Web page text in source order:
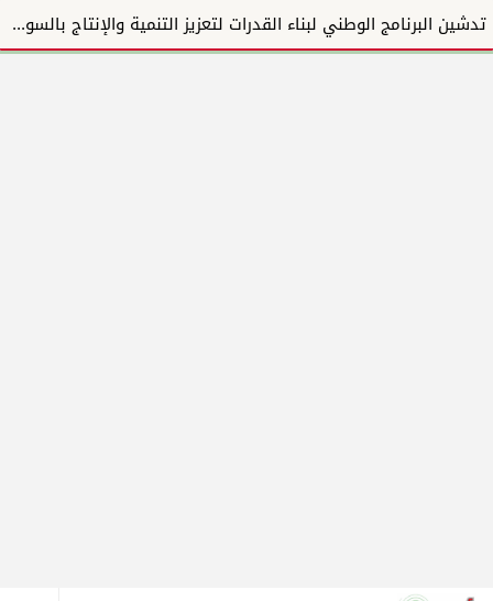
تدشين البرنامج الوطني لبناء القدرات لتعزيز التنمية والإنتاج بالسودان